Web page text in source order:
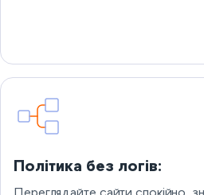
Політика без логів: